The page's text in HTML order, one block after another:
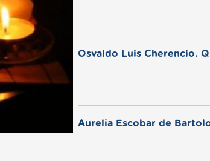
Osvaldo Luis Cherencio.
Aurelia Escobar de